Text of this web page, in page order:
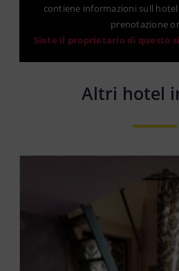
contiene informazioni sull
prenotazione
Siete il proprietario di questo
Altri hotel